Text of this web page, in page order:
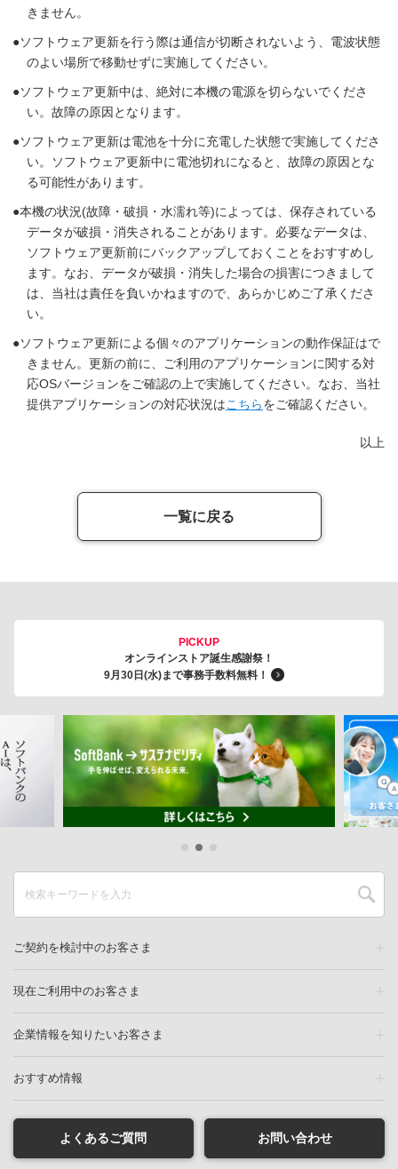
きません。
ソフトウェア更新を行う際は通信が切断されないよう、電波状態
のよい場所で移動せずに実施してください。
ソフトウェア更新中は、絶対に本機の電源を切らないでくださ
い。故障の原因となります。
ソフトウェア更新は電池を十分に充電した状態で実施してくださ
い。ソフトウェア更新中に電池切れになると、故障の原因とな
る可能性があります。
本機の状況(故障・破損・水濡れ等)によっては、保存されている
データが破損・消失されることがあります。必要なデータは、
ソフトウェア更新前にバックアップしておくことをおすすめし
ます。なお、データが破損・消失した場合の損害につきまして
は、当社は責任を負いかねますので、あらかじめご了承くださ
い。
ソフトウェア更新による個々のアプリケーションの動作保証はで
きません。更新の前に、ご利用のアプリケーションに関する対
応OSバージョンをご確認の上で実施してください。なお、当社
提供アプリケーションの対応状況はこちらをご確認ください。
以上
一覧に戻る
PICKUP
オンラインストア誕生感謝祭！
9月30日(水)まで事務手数料無料！
ご契約を検討中のお客さま
現在ご利用中のお客さま
企業情報を知りたいお客さま
おすすめ情報
よくあるご質問 お問い合わせ